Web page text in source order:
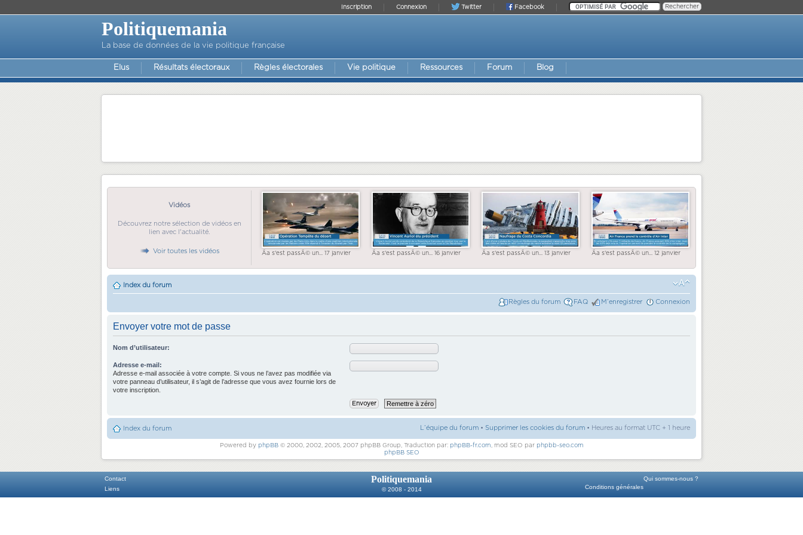
Facebook
Twitter
Connexion
Inscription
Politiquemania
La base de données de la vie politique française
Elus Résultats électoraux Règles électorales Vie politique Ressources Forum Blog
Vidéos
Découvrez notre sélection de vidéos en
lien avec l'actualité.
Voir toutes les vidéos Ãa s'est passÃ© un... 17 janvier Ãa s'est passÃ© un... 16 janvier Ãa s'est passÃ© un... 13 janvier Ãa s'est passÃ© un... 12 janvier
Index du forum
Règles du forum FAQ M’enregistrer Connexion
Envoyer votre mot de passe
Nom d’utilisateur:
Adresse e-mail:
Adresse e-mail associée à votre compte. Si vous ne l’avez pas modifiée via
votre panneau d’utilisateur, il s’agit de l’adresse que vous avez fournie lors de
votre inscription.
Index du forum L’équipe du forum • Supprimer les cookies du forum • Heures au format UTC + 1 heure
Powered by phpBB© 2000, 2002, 2005, 2007 phpBB Group, Traduction par: phpBB-fr.com, mod SEO par phpbb-seo.com
phpBB SEO
Contact
Liens
Politiquemania
© 2008 - 2014
Qui sommes-nous ?
Conditions générales